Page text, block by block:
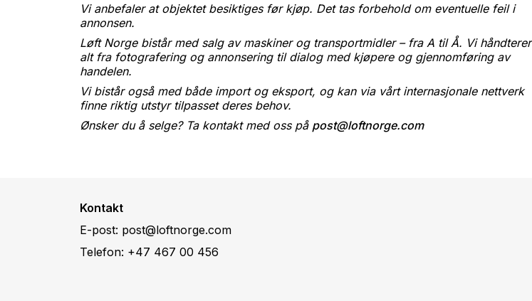
Vi anbefaler at objektet besiktiges før kjøp. Det tas forbehold om eventuelle feil i
annonsen.
Løft Norge bistår med salg av maskiner og transportmidler – fra A til Å. Vi håndterer
alt fra fotografering og annonsering til dialog med kjøpere og gjennomføring av
handelen.
Vi bistår også med både import og eksport, og kan via vårt internasjonale nettverk
finne riktig utstyr tilpasset deres behov.
Ønsker du å selge? Ta kontakt med oss på post@loftnorge.com
Kontakt
E-post: post@loftnorge.com
Telefon: +47 467 00 456